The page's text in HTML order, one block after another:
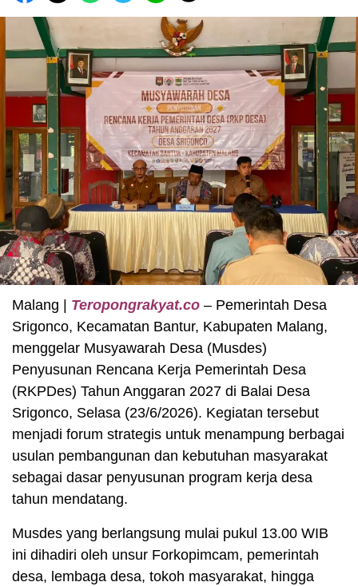
Malang | Teropongrakyat.co – Pemerintah Desa
Srigonco, Kecamatan Bantur, Kabupaten Malang,
menggelar Musyawarah Desa (Musdes)
Penyusunan Rencana Kerja Pemerintah Desa
(RKPDes) Tahun Anggaran 2027 di Balai Desa
Srigonco, Selasa (23/6/2026). Kegiatan tersebut
menjadi forum strategis untuk menampung berbagai
usulan pembangunan dan kebutuhan masyarakat
sebagai dasar penyusunan program kerja desa
tahun mendatang.
Musdes yang berlangsung mulai pukul 13.00 WIB
ini dihadiri oleh unsur Forkopimcam, pemerintah
desa, lembaga desa, tokoh masyarakat, hingga